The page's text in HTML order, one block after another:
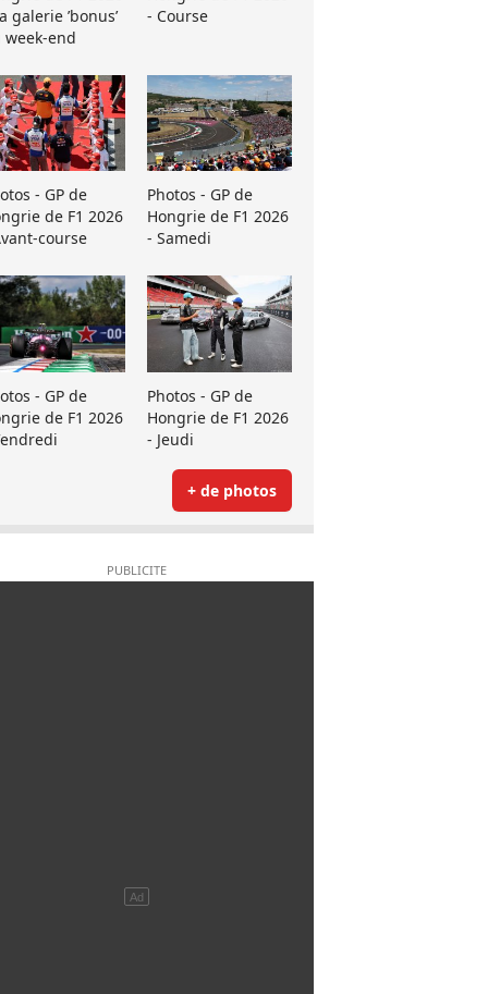
galerie ’bonus’
week-end
- Course
- GP de
de F1 2026
course
Photos - GP de
Hongrie de F1 2026
- Samedi
- GP de
de F1 2026
Photos - GP de
Hongrie de F1 2026
- Jeudi
+ de photos